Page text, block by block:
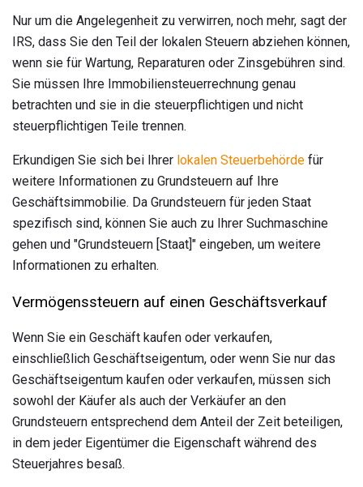
Nur um die Angelegenheit zu verwirren, noch mehr, sagt der
IRS, dass Sie den Teil der lokalen Steuern abziehen können,
wenn sie für Wartung, Reparaturen oder Zinsgebühren sind.
Sie müssen Ihre Immobiliensteuerrechnung genau
betrachten und sie in die steuerpflichtigen und nicht
steuerpflichtigen Teile trennen.
Erkundigen Sie sich bei Ihrer lokalen Steuerbehörde für
weitere Informationen zu Grundsteuern auf Ihre
Geschäftsimmobilie. Da Grundsteuern für jeden Staat
spezifisch sind, können Sie auch zu Ihrer Suchmaschine
gehen und "Grundsteuern [Staat]" eingeben, um weitere
Informationen zu erhalten.
Vermögenssteuern auf einen Geschäftsverkauf
Wenn Sie ein Geschäft kaufen oder verkaufen,
einschließlich Geschäftseigentum, oder wenn Sie nur das
Geschäftseigentum kaufen oder verkaufen, müssen sich
sowohl der Käufer als auch der Verkäufer an den
Grundsteuern entsprechend dem Anteil der Zeit beteiligen,
in dem jeder Eigentümer die Eigenschaft während des
Steuerjahres besaß.